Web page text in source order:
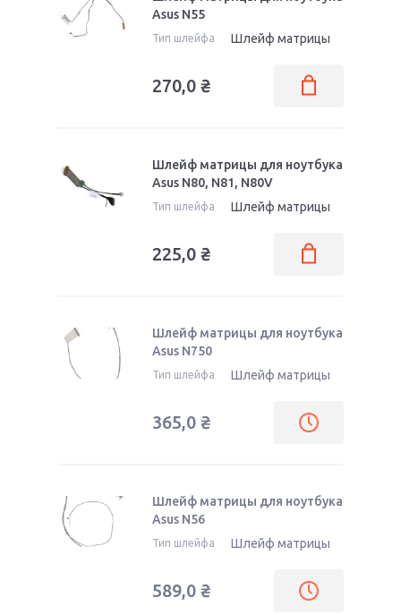
Asus N55
Тип шлейфа Шлейф матрицы
270,0 ₴
Шлейф матрицы для ноутбука
Asus N80, N81, N80V
Тип шлейфа Шлейф матрицы
225,0 ₴
Шлейф матрицы для ноутбука
Asus N750
Тип шлейфа Шлейф матрицы
365,0 ₴
Шлейф матрицы для ноутбука
Asus N56
Тип шлейфа Шлейф матрицы
589,0 ₴